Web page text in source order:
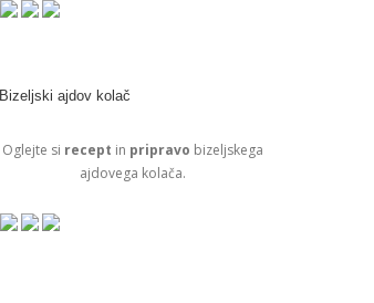
Bizeljski ajdov kolač
Oglejte si recept in pripravo bizeljskega
ajdovega kolača.